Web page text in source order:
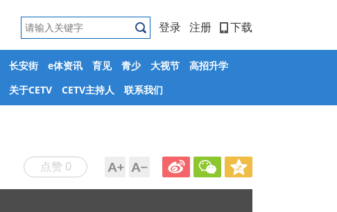
登录 注册 下载
长安街 e体资讯 育见 青少 大视节
高招升学
关于CETV CETV主持人 联系我们
点赞 0